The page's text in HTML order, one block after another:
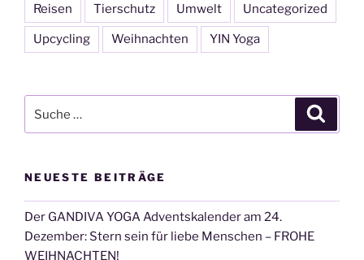
Reisen Tierschutz Umwelt Uncategorized
Upcycling Weihnachten YIN Yoga
nach:
NEUESTE BEITRÄGE
Der GANDIVA YOGA Adventskalender am 24.
Dezember: Stern sein für liebe Menschen – FROHE
WEIHNACHTEN!